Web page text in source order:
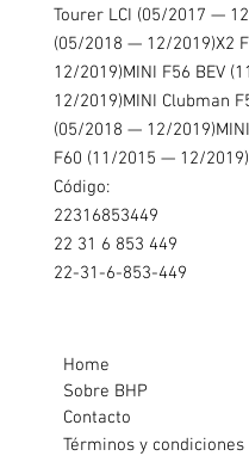
Tourer LCI (05/2017 —
(05/2018 — 12/2019)X2
12/2019)MINI F56 BEV
12/2019)MINI Clubman
(05/2018 — 12/
F60 (11/2015 — 12/2019)
Código:
22316853449
22 31 6 853 449
22-31-6-853-449
Home
Sobre BHP
Contacto
Términos y condiciones